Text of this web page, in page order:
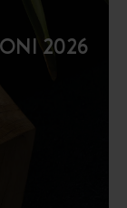
2026